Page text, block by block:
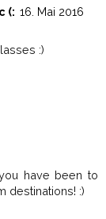
(: 16. Mai 2016
:)
have been to
destinations! :)